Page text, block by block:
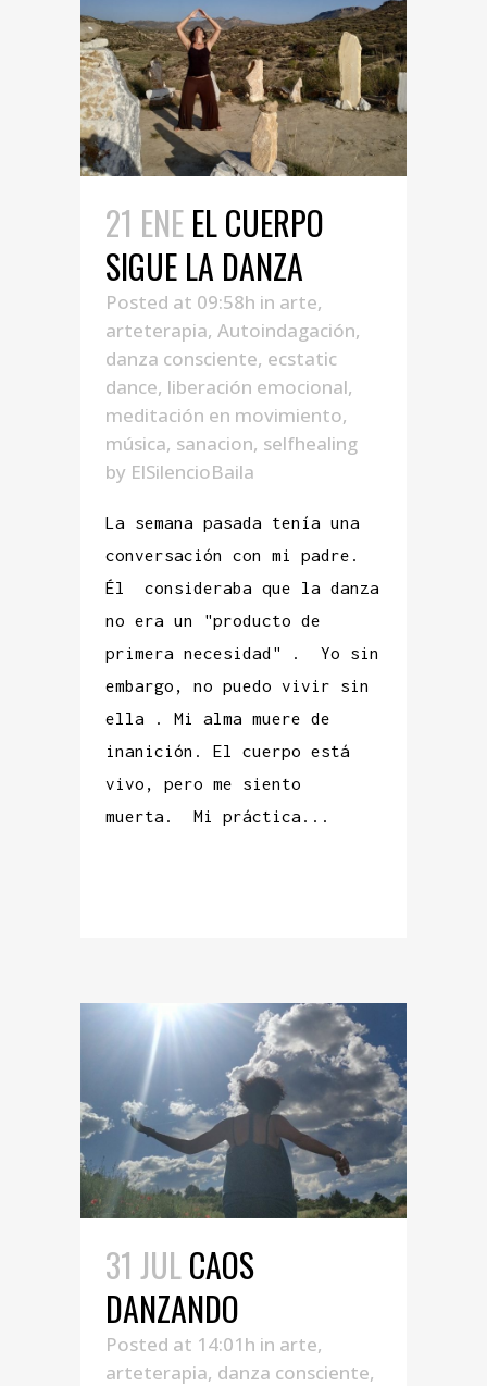
21 ENE EL CUERPO
SIGUE LA DANZA
Posted at 09:58h in arte,
arteterapia, Autoindagación,
danza consciente, ecstatic
dance, liberación emocional,
meditación en movimiento,
música, sanacion, selfhealing
by ElSilencioBaila
La semana pasada tenía una
conversación con mi padre.
Él consideraba que la danza
no era un "producto de
primera necesidad" . Yo sin
embargo, no puedo vivir sin
ella . Mi alma muere de
inanición. El cuerpo está
vivo, pero me siento
muerta. Mi práctica...
31 JULCAOS
DANZANDO
Posted at 14:01h in arte,
arteterapia, danza consciente,